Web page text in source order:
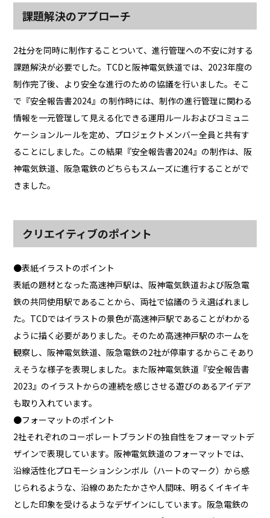
課題解決のアプローチ
2社分を同時に制作することついて、進行管理への不安に対する
課題解決が必要でした。TCDと阪神電気鉄道では、2023年度の
制作完了後、より安全な進行のための協議を行いました。そこ
で『安全報告書2024』の制作時には、制作の進行管理に関わる
情報を一元管理して見える化できる運用ルールおよびコミュニ
ケーションルールを定め、プロジェクトメンバー全員と共有す
ることにしました。この結果『安全報告書2024』の制作は、阪
神電気鉄道、阪急電鉄のどちらもスムーズに進行することがで
きました。
クリエイティブのポイント
●表紙イラストのポイント
表紙の題材となった高速神戸駅は、阪神電気鉄道および阪急電
鉄の共同使用駅であることから、両社で協議のうえ選ばれまし
た。TCDではイラストの景色が高速神戸駅であることがわかる
ように描く必要がありました。そのため高速神戸駅のホームを
観察し、阪神電気鉄道、阪急電鉄の2社が停車するからこそあり
えそうな様子を表現しました。また阪神電気鉄道『安全報告書
2023』のイラストからの連続を感じさせる遊びのあるアイデア
も取り入れています。
●フォーマットのポイント
2社それぞれのコーポレートブランドの独自性をフォーマットデ
ザインで表現しています。阪神電気鉄道のフォーマットでは、
沿線活性化プロモーションシンボル（ハートのマーク）から感
じられるような、沿線のあたたかさや人間味、明るくイキイキ
とした印象を受けるようなデザインにしています。阪急電鉄の